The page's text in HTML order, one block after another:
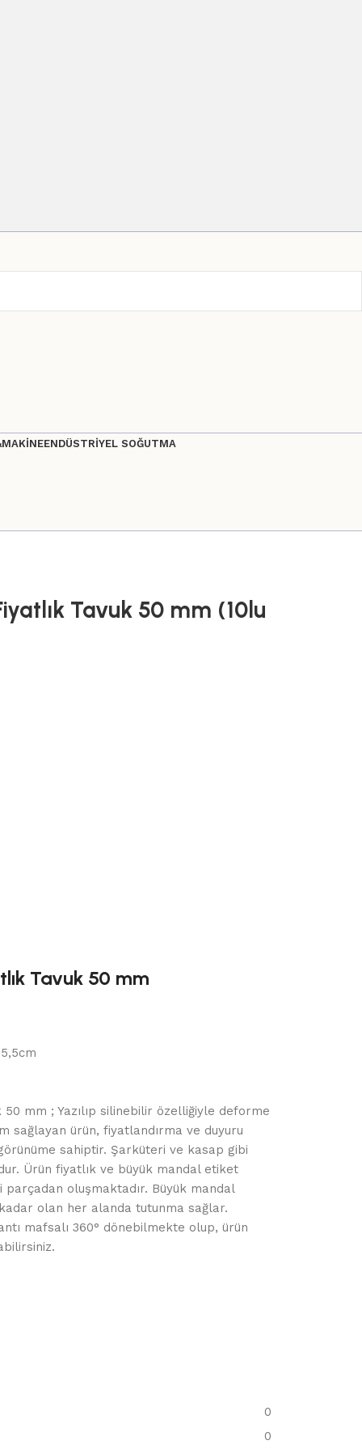
ENDÜSTRİYEL SOĞUTMA
Tavuk 50 mm (10lu
Tavuk 50 mm
50 mm ; Yazılıp silinebilir özelliğiyle deforme
sağlayan ürün, fiyatlandırma ve duyuru
sahiptir. Şarküteri ve kasap gibi
Ürün fiyatlık ve büyük mandal etiket
oluşmaktadır. Büyük mandal
olan her alanda tutunma sağlar.
mafsalı 360° dönebilmekte olup, ürün
0
0